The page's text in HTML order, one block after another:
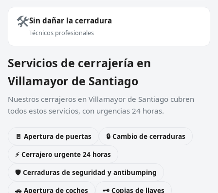
🛠️Sin dañar la cerradura
Técnicos profesionales
Servicios de cerrajería en
Villamayor de Santiago
Nuestros cerrajeros en Villamayor de Santiago cubren
todos estos servicios, con urgencias 24 horas.
🚪 Apertura de puertas
🔒 Cambio de cerraduras
⚡ Cerrajero urgente 24 horas
🛡️ Cerraduras de seguridad y antibumping
🚗 Apertura de coches
🗝️ Copias de llaves